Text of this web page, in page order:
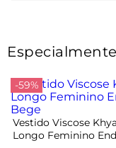
-59%
Vestido Viscose
Longo Feminino